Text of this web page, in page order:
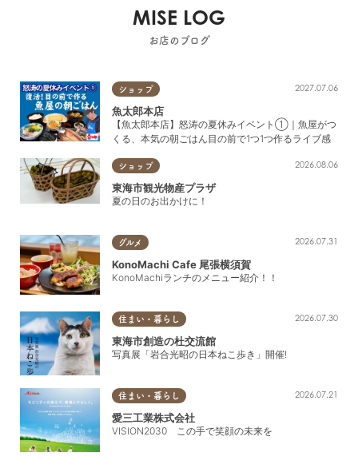
MISE LOG
お店のブログ
ショップ 2027.07.06
魚太郎本店
【魚太郎本店】怒涛の夏休みイベント①｜魚屋がつ
くる、本気の朝ごはん目の前で1つ1つ作るライブ感
ショップ 2026.08.06
東海市観光物産プラザ
夏の日のお出かけに！
グルメ 2026.07.31
KonoMachi Cafe 尾張横須賀
KonoMachiランチのメニュー紹介！！
住まい・暮らし 2026.07.30
東海市創造の杜交流館
写真展「岩合光昭の日本ねこ歩き」開催!
住まい・暮らし 2026.07.21
愛三工業株式会社
VISION2030 この手で笑顔の未来を